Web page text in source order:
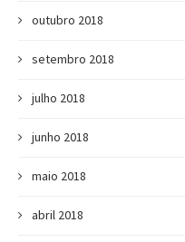
outubro 2018
setembro 2018
julho 2018
junho 2018
maio 2018
abril 2018